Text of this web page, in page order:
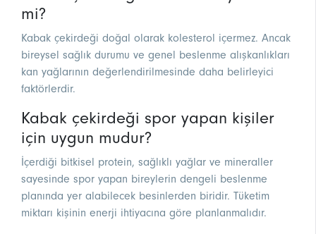
mi?
Kabak çekirdeği doğal olarak kolesterol içermez. Ancak
bireysel sağlık durumu ve genel beslenme alışkanlıkları
kan yağlarının değerlendirilmesinde daha belirleyici
faktörlerdir.
Kabak çekirdeği spor yapan kişiler
için uygun mudur?
İçerdiği bitkisel protein, sağlıklı yağlar ve mineraller
sayesinde spor yapan bireylerin dengeli beslenme
planında yer alabilecek besinlerden biridir. Tüketim
miktarı kişinin enerji ihtiyacına göre planlanmalıdır.